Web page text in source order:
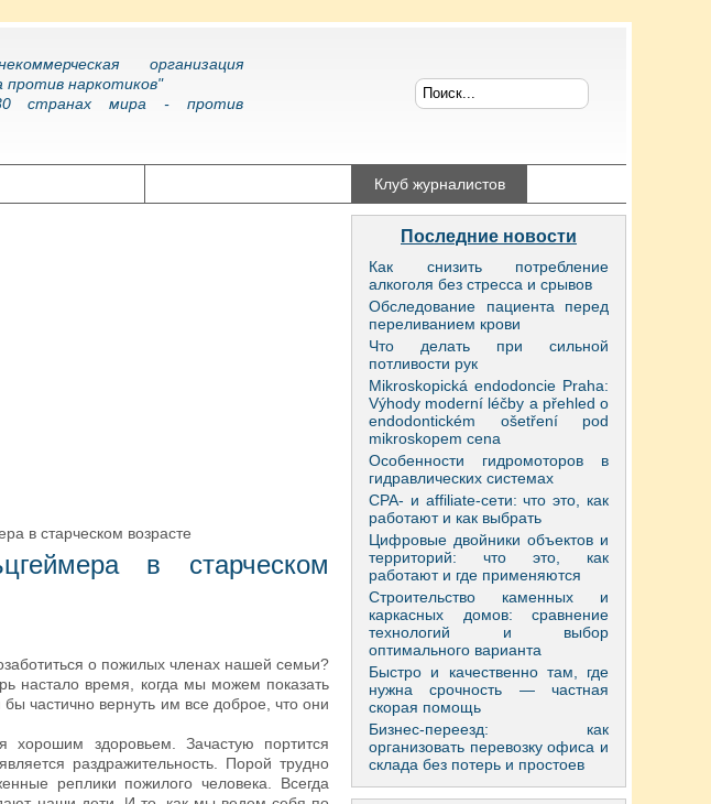
организация
против наркотиков"
странах мира - против
Клуб журналистов
в старческом возрасте
в старческом
о пожилых членах нашей семьи?
настало время, когда мы можем показать
частично вернуть им все доброе, что они
хорошим здоровьем. Зачастую портится
раздражительность. Порой трудно
реплики пожилого человека. Всегда
Последние новости
Как снизить потребление
алкоголя без стресса и срывов
Обследование пациента перед
переливанием крови
Что делать при сильной
потливости рук
Mikroskopická endodoncie Praha:
Výhody moderní léčby a přehled o
endodontickém ošetření pod
mikroskopem cena
Особенности гидромоторов в
гидравлических системах
CPA- и affiliate-сети: что это, как
работают и как выбрать
Цифровые двойники объектов и
территорий: что это, как
работают и где применяются
Строительство каменных и
каркасных домов: сравнение
технологий и выбор
оптимального варианта
Быстро и качественно там, где
нужна срочность — частная
скорая помощь
Бизнес-переезд: как
организовать перевозку офиса и
склада без потерь и простоев